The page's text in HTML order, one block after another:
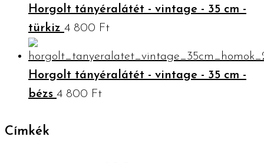
Horgolt tányéralátét - vintage - 35 cm -
türkiz 4 800 Ft
Horgolt tányéralátét - vintage - 35 cm -
bézs 4 800 Ft
Címkék